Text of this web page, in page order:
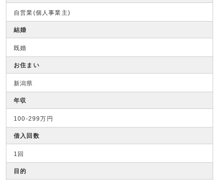
自営業(個人事業主)
結婚
既婚
お住まい
新潟県
年収
100-299万円
借入回数
1回
目的